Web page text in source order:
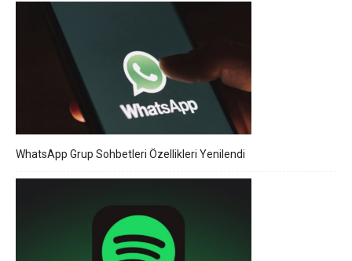
WhatsApp Grup Sohbetleri Özellikleri Yenilendi